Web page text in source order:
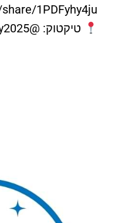
1PDFyhy4ju
טיקטוק: @cleaning.company2025